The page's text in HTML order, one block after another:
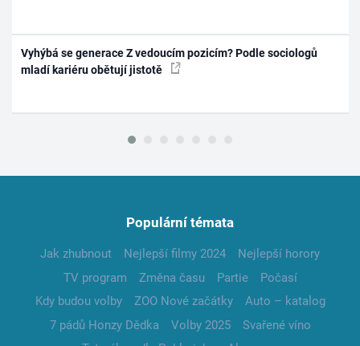
Vyhýbá se generace Z vedoucím pozicím? Podle sociologů
mladí kariéru obětují jistotě
Populární témata
Jak zhubnout Nejlepší filmy 2024
Nejlepší horory
TV program
Změna času Partie
Počasí
Kdy budou volby
ZOO Nové začátky
Auto – katalog
7 pádů Honzy Dědka
Volby 2025
Svařené víno